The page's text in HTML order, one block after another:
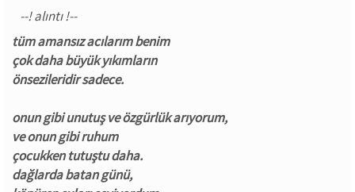
tüm amansız acılarım benim
çok daha büyük yıkımların
önsezileridir sadece.
onun gibi unutuş ve özgürlük arıyorum,
ve onun gibi ruhum
çocukken tutuştu daha.
dağlarda batan günü,